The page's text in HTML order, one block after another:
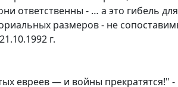
ответственны - … а это гибель
размеров - не
г.
евреев — и войны прекратятся!"